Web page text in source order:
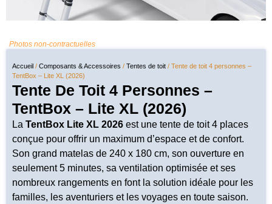
Photos non-contractuelles
Accueil / Composants & Accessoires / Tentes de toit / Tente de toit 4 personnes –
TentBox – Lite XL (2026)
Tente De Toit 4 Personnes –
TentBox – Lite XL (2026)
La TentBox Lite XL 2026 est une tente de toit 4 places
conçue pour offrir un maximum d’espace et de confort.
Son grand matelas de 240 x 180 cm, son ouverture en
seulement 5 minutes, sa ventilation optimisée et ses
nombreux rangements en font la solution idéale pour les
familles, les aventuriers et les voyages en toute saison.